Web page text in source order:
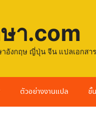
า.com
อังกฤษ ญี่ปุ่น จีน แปลเอกสา
ตัวอย่างงานแปล ขั้